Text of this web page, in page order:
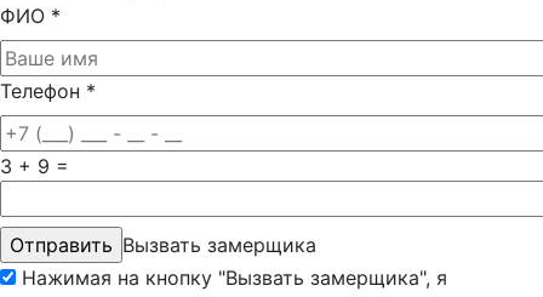
ФИО *
Телефон *
3 + 9 =
Вызвать замерщика
Нажимая на кнопку "Вызвать замерщика", я